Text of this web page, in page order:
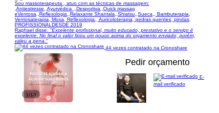
Sou massoterapeuta , atuo com as técnicas de massagem:
,Antiestresse,,Ayurvédica ,,Desportiva,,Quick massag
eVentosa,,Reflexologia,,Relaxante Shantala,,Shiatsu,,Sueca,, Bambuterapia,
Ventosaterapia, Moxa, Reflexologia,, Auricoloterapia, pedras quentes, pindas,
PROFISSIONALDESDE 2019
Raphael disse: "Excelente profissional, muito educado, prestativo e o serviço é
excelente. No final o valor ficou um pouco acima do orçamento enviado, porém,
valeu a pena."
44 vezes contratado na Cronoshare
1/13
Pedir orçamento
E-
mail verificado